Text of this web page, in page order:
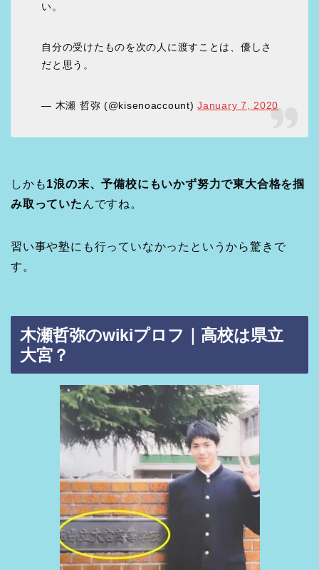
い。
自分の受けたものを次の人に渡すことは、優しさ
だと思う。
— 木瀬 哲弥 (@kisenoaccount)January 7, 2020
しかも1浪の末、予備校にもいかず努力で東大合格を掴
み取っていた んですね。
習い事や塾にも行っていなかったというから驚きで
す。
木瀬哲弥のwikiプロフ｜高校は県立
大宮？